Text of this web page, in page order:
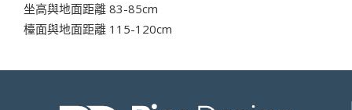
坐高與地面距離 83-85cm
檯面與地面距離 115-120cm